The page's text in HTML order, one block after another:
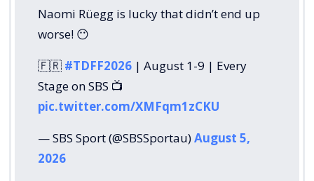
Naomi Rüegg is lucky that didn’t end up
worse! 😶
🇫🇷 #TDFF2026 | August 1-9 | Every
Stage on SBS 📺
pic.twitter.com/XMFqm1zCKU
— SBS Sport (@SBSSportau)August 5,
2026